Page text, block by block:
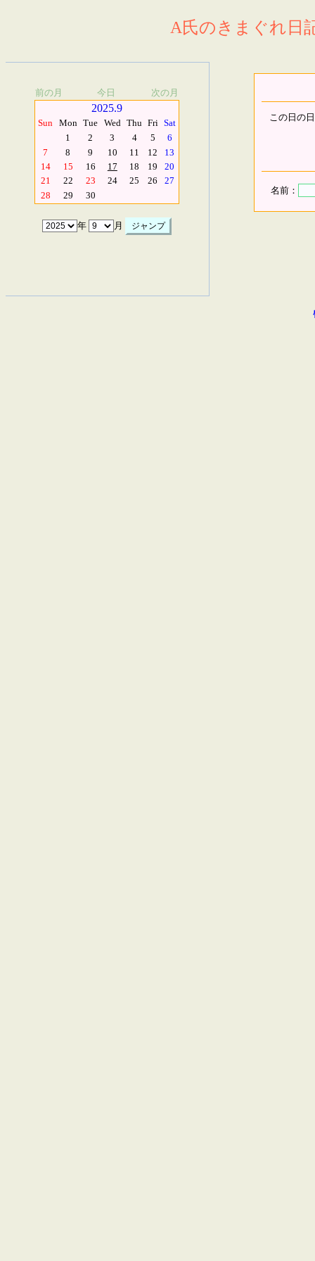
A氏のきまぐれ日
前の月 今日 次の月
2025.9
Sun Mon Tue Wed Thu Fri Sat
1
2 3 4 5
6
7
8 9 10 11 12
13
14
15 16 17 18 19
20
21
22 23 24 25 26
27
28
29 30
年 月
この日の
名前：